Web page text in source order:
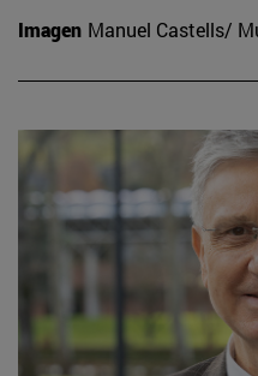
Imagen Manuel Castells/